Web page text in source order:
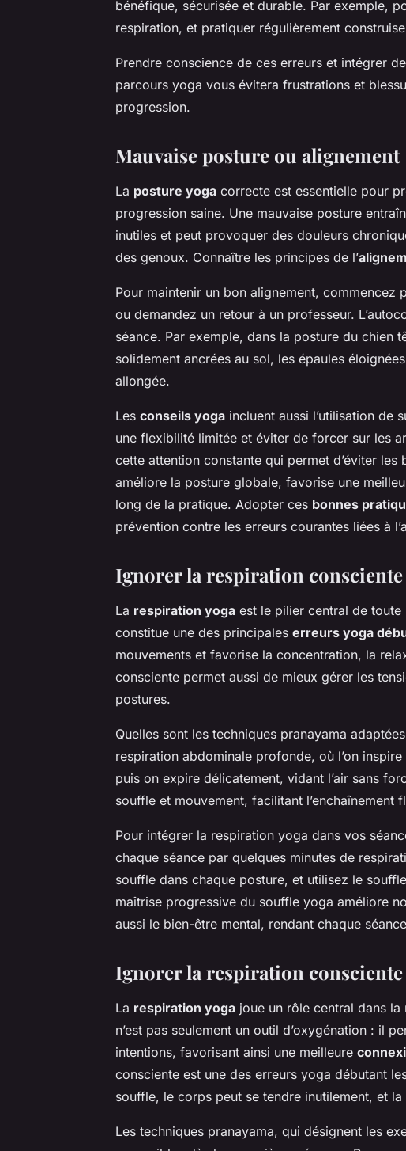
bénéfique, sécurisée et durable. Par exemple,
respiration, et pratiquer régulièrement
Prendre conscience de ces erreurs et intégrer
parcours yoga vous évitera frustrations et
progression.
Mauvaise posture ou alignement
La posture yoga correcte est essentielle pour
progression saine. Une mauvaise posture
inutiles et peut provoquer des douleurs
des genoux. Connaître les principes de l’
Pour maintenir un bon alignement,
ou demandez un retour à un professeur.
séance. Par exemple, dans la posture du chien
solidement ancrées au sol, les épaules
allongée.
Les conseils yoga incluent aussi l’utilisation de
une flexibilité limitée et éviter de forcer sur les
cette attention constante qui permet d’éviter
améliore la posture globale, favorise une
long de la pratique. Adopter ces bonnes
prévention contre les erreurs courantes liées à
Ignorer la respiration consciente
La respiration yoga est le pilier central de
constitue une des principales erreurs yoga
mouvements et favorise la concentration, la
consciente permet aussi de mieux gérer les
postures.
Quelles sont les techniques pranayama
respiration abdominale profonde, où l’on
puis on expire délicatement, vidant l’air sans
souffle et mouvement, facilitant l’enchaînement
Pour intégrer la respiration yoga dans vos
chaque séance par quelques minutes de
souffle dans chaque posture, et utilisez le
maîtrise progressive du souffle yoga améliore
aussi le bien-être mental, rendant chaque
Ignorer la respiration consciente
La respiration yoga joue un rôle central dans
n’est pas seulement un outil d’oxygénation : il
intentions, favorisant ainsi une meilleure
consciente est une des erreurs yoga débutant
souffle, le corps peut se tendre inutilement, et la
Les techniques pranayama, qui désignent les